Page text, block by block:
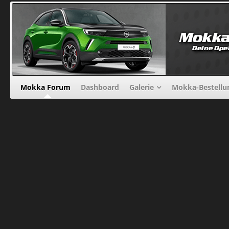
Mokka Forum Dashboard Galerie Mokka-